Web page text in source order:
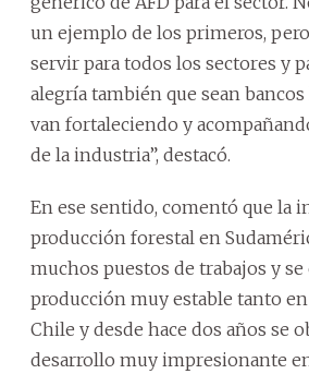
un ejemplo de los primeros,
servir para todos los sectores y
alegría también que sean bancos
van fortaleciendo y
de la industria”, destacó.
En ese sentido, comentó que la
producción forestal en
muchos puestos de trabajos y
producción muy estable tanto
Chile y desde hace dos años se
desarrollo muy impresionante en